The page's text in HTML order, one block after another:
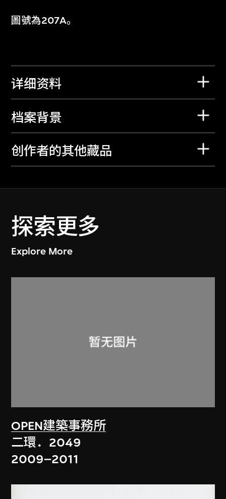
圖號為207A。
详细资料
档案背景
创作者的其他藏品
探索更多
Explore More
OPEN建築事務所
二環．2049
2009–2011